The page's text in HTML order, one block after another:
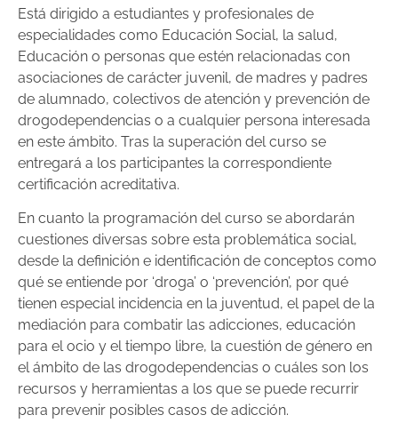
Está dirigido a estudiantes y profesionales de
especialidades como Educación Social, la salud,
Educación o personas que estén relacionadas con
asociaciones de carácter juvenil, de madres y padres
de alumnado, colectivos de atención y prevención de
drogodependencias o a cualquier persona interesada
en este ámbito. Tras la superación del curso se
entregará a los participantes la correspondiente
certificación acreditativa.
En cuanto la programación del curso se abordarán
cuestiones diversas sobre esta problemática social,
desde la definición e identificación de conceptos como
qué se entiende por ‘droga’ o ‘prevención’, por qué
tienen especial incidencia en la juventud, el papel de la
mediación para combatir las adicciones, educación
para el ocio y el tiempo libre, la cuestión de género en
el ámbito de las drogodependencias o cuáles son los
recursos y herramientas a los que se puede recurrir
para prevenir posibles casos de adicción.